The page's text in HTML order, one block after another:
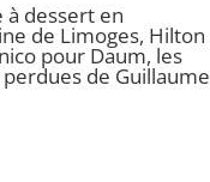
à dessert en
de Limoges, Hilton
pour Daum, les
perdues de Guillaume